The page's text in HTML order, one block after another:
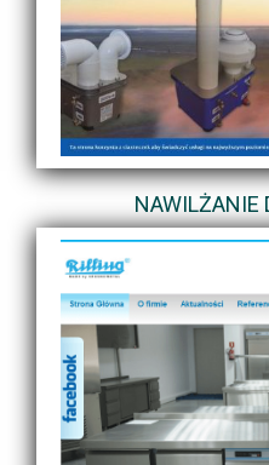
NAWILŻANIE